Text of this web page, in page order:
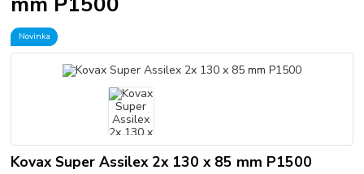
Novinka
Kovax Super Assilex 2x 130 x 85 mm P1500